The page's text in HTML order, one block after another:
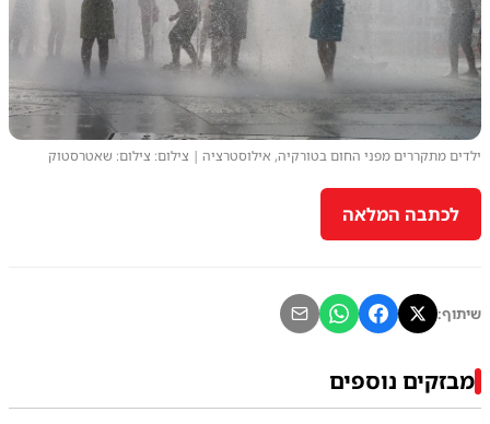
ילדים מתקררים מפני החום בטורקיה, אילוסטרציה | צילום: צילום: שאטרסטוק
לכתבה המלאה
שיתוף:
מבזקים נוספים